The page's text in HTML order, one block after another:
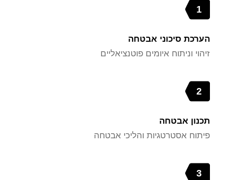
1
הערכת סיכוני אבטחה
זיהוי וניתוח איומים פוטנציאליים
2
תכנון אבטחה
פיתוח אסטרטגיות והליכי אבטחה
3